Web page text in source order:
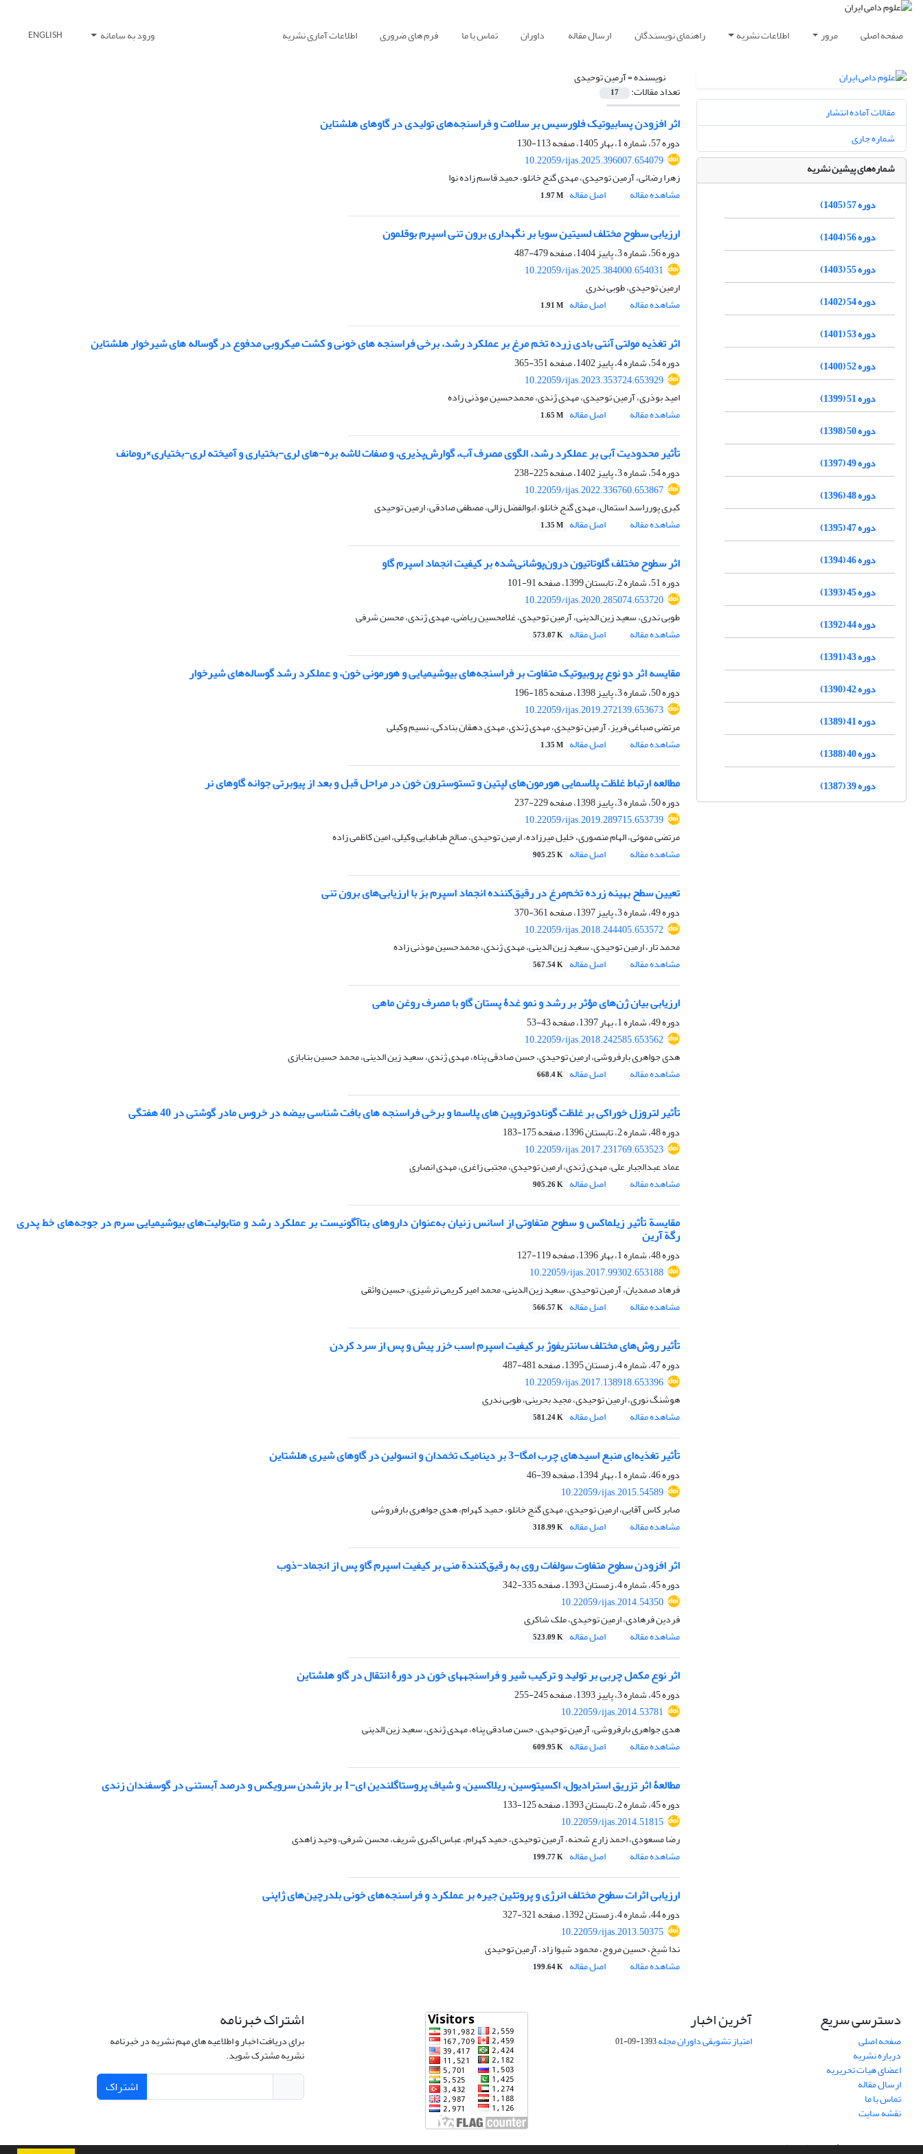
صفحه اصلی مرور اطلاعات نشریه راهنمای نویسندگان ارسال مقاله داوران تماس با ما فرم های ضروری اطلاعات آماری نشریه ورود به سامانه ENGLISH
نویسنده =آرمین توحیدی
تعداد مقالات: 17
اثر افزودن پسابیوتیک فلورسیس بر سلامت و فراسنجه‌های تولیدی در گاو‌های هلشتاین
دوره 57، شماره 1، بهار 1405، صفحه
113-130
10.22059/ijas.2025.396007.654079
زهرا رضائی، آرمین توحیدی، مهدی گنج خانلو، حمید قاسم زاده نوا
مشاهده مقاله
اصل مقاله 1.97 M
ارزیابی سطوح مختلف لسیتین سویا بر نگهداری برون تنی اسپرم بوقلمون
دوره 56، شماره 3، پاییز 1404، صفحه
479-487
10.22059/ijas.2025.384000.654031
ارمین توحیدی، طوبی ندری
مشاهده مقاله
اصل مقاله 1.91 M
اثر تغذیه مولتی آنتی بادی زرده تخم مرغ بر عملکرد رشد، برخی فراسنجه های خونی و کشت میکروبی مدفوع در گوساله های شیرخوار هلشتاین
دوره 54، شماره 4، پاییز 1402، صفحه
351-365
10.22059/ijas.2023.353724.653929
امید بوذری، آرمین توحیدی، مهدی ژندی، محمدحسین موذنی زاده
مشاهده مقاله
اصل مقاله 1.65 M
تأثیر محدودیت آبی بر عملکرد رشد، الگوی مصرف آب، گوارش‌پذیری، و صفات لاشه بره-های لری-بختیاری و آمیخته لری-بختیاری×رومانف
دوره 54، شماره 3، پاییز 1402، صفحه
225-238
10.22059/ijas.2022.336760.653867
کبری پورراسد استمال، مهدی گنج خانلو، ابوالفضل زالی، مصطفی صادقی، ارمین توحیدی
مشاهده مقاله
اصل مقاله 1.35 M
اثر سطوح مختلف گلوتاتیون درون‌پوشانی‌شده بر‎ ‎کیفیت انجماد اسپرم گاو
دوره 51، شماره 2، تابستان 1399، صفحه
91-101
10.22059/ijas.2020.285074.653720
طوبی ندری، سعید زین الدینی، آرمین توحیدی، غلامحسین ریاضی، مهدی ژندی، محسن شرفی
مشاهده مقاله
اصل مقاله 573.07 K
مقایسه اثر دو نوع پروبیوتیک متفاوت بر فراسنجه‌های بیوشیمیایی و هورمونی خون، و عملکرد رشد گوساله‌های شیرخوار
دوره 50، شماره 3، پاییز 1398، صفحه
185-196
10.22059/ijas.2019.272139.653673
مرتضی صباغی فریز، آرمین توحیدی، مهدی ژندی، مهدی دهقان بنادکی، نسیم وکیلی
مشاهده مقاله
اصل مقاله 1.35 M
مطالعه ارتباط غلظت پلاسمایی هورمون‌های لپتین و تستوسترون خون در مراحل قبل و بعد از پیوبرتی جوانه گاوهای نر
دوره 50، شماره 3، پاییز 1398، صفحه
229-237
10.22059/ijas.2019.289715.653739
مرتضی مموئی، الهام منصوری، خلیل میرزاده، ارمین توحیدی، صالح طباطبایی وکیلی، امین کاظمی زاده
مشاهده مقاله
اصل مقاله 905.25 K
تعیین سطح بهینه زرده تخم‌مرغ در رقیق‌کننده انجماد اسپرم بز با ارزیابی‌های برون تنی
دوره 49، شماره 3، پاییز 1397، صفحه
361-370
10.22059/ijas.2018.244405.653572
محمد تار، ارمین توحیدی، سعید زین الدینی، مهدی ژندی، محمدحسین موذنی زاده
مشاهده مقاله
اصل مقاله 567.54 K
ارزیابی بیان ژن‌های مؤثر بر رشد و نمو غدۀ پستان گاو با مصرف روغن ماهی
دوره 49، شماره 1، بهار 1397، صفحه
43-53
10.22059/ijas.2018.242585.653562
هدی جواهری بارفروشی، ارمین توحیدی، حسن صادقی پناه، مهدی ژندی، سعید زین الدینی، محمد حسین بنابازی
مشاهده مقاله
اصل مقاله 668.4 K
تأثیر لتروزل خوراکی بر غلظت گونادوتروپین های پلاسما و برخی فراسنجه های بافت شناسی بیضه در خروس مادر گوشتی در 40 هفتگی
دوره 48، شماره 2، تابستان 1396، صفحه
175-183
10.22059/ijas.2017.231769.653523
عماد عبدالجبار علی، مهدی ژندی، ارمین توحیدی، مجتبی زاغری، مهدی انصاری
مشاهده مقاله
اصل مقاله 905.26 K
مقایسة تأثیر زیلماکس و سطوح متفاوتی از اسانس زنیان به‌عنوان داروهای بتاآگونیست بر عملکرد رشد و متابولیت‌های بیوشیمیایی سرم در جوجه‌های خط پدری
رگة آرین
دوره 48، شماره 1، بهار 1396، صفحه
119-127
10.22059/ijas.2017.99302.653188
فرهاد صمدیان، آرمین توحیدی، سعید زین الدینی، محمد امیر کریمی ترشیزی، حسین واثقی
مشاهده مقاله
اصل مقاله 566.57 K
تأثیر روش‌های مختلف سانتریفوژ بر کیفیت اسپرم اسب خزر پیش و پس از سرد کردن
دوره 47، شماره 4، زمستان 1395، صفحه
481-487
10.22059/ijas.2017.138918.653396
هوشنگ نوری، ارمین توحیدی، مجید بحرینی، طوبی ندری
مشاهده مقاله
اصل مقاله 581.24 K
تأثیر تغذیه‌ای منبع اسیدهای چرب امگا-3 بر دینامیک تخمدان و انسولین در گاوهای شیری هلشتاین
دوره 46، شماره 1، بهار 1394، صفحه
39-46
10.22059/ijas.2015.54589
صابر کاس آقایی، ارمین توحیدی، مهدی گنج خانلو، حمید کهرام، هدی جواهری بارفروشی
مشاهده مقاله
اصل مقاله 318.99 K
اثر افزودن سطوح متفاوت سولفات روی به رقیق‌کنندة منی بر کیفیت اسپرم گاو پس از انجماد-ذوب
دوره 45، شماره 4، زمستان 1393، صفحه
335-342
10.22059/ijas.2014.54350
فردین فرهادی، ارمین توحیدی، ملک شاکری
مشاهده مقاله
اصل مقاله 523.09 K
اثر نوع مکمل چربی بر تولید و ترکیب شیر و فراسنجه‏های خون در دورۀ انتقال در گاو هلشتاین
دوره 45، شماره 3، پاییز 1393، صفحه
245-255
10.22059/ijas.2014.53781
هدی جواهری بارفروشی، آرمین توحیدی، حسن صادقی پناه، مهدی ژندی، سعید زین الدینی
مشاهده مقاله
اصل مقاله 609.95 K
مطالعۀ اثر تزریق استرادیول، اکسی‏توسین، ریلاکسین، و شیاف پروستاگلندین ای-1 بر بازشدن سرویکس و درصد آبستنی در گوسفندان زندی
دوره 45، شماره 2، تابستان 1393، صفحه
125-133
10.22059/ijas.2014.51815
رضا مسعودی، احمد زارع شحنه، آرمین توحیدی، حمید کهرام، عباس اکبری شریف، محسن شرفی، وحید زاهدی
مشاهده مقاله
اصل مقاله 199.77 K
ارزیابی اثرات سطوح مختلف انرژی و پروتئین جیره بر عملکرد و فراسنجه‌های خونی بلدرچین‌های ژاپنی
دوره 44، شماره 4، زمستان 1392، صفحه
321-327
10.22059/ijas.2013.50375
ندا شیخ، حسین مروج، محمود شیوا زاد، آرمین توحیدی
مشاهده مقاله
اصل مقاله 199.64 K
مقالات آماده انتشار
شماره جاری
شماره‌های پیشین نشریه
دوره 57 (1405)
دوره 56 (1404)
دوره 55 (1403)
دوره 54 (1402)
دوره 53 (1401)
دوره 52 (1400)
دوره 51 (1399)
دوره 50 (1398)
دوره 49 (1397)
دوره 48 (1396)
دوره 47 (1395)
دوره 46 (1394)
دوره 45 (1393)
دوره 44 (1392)
دوره 43 (1391)
دوره 42 (1390)
دوره 41 (1389)
دوره 40 (1388)
دوره 39 (1387)
دسترسی سریع
صفحه اصلی
درباره نشریه
اعضای هیات تحریریه
ارسال مقاله
تماس با ما
نقشه سایت
آخرین اخبار
امتیاز تشویقی داوران مجله1393-09-01
اشتراک خبرنامه
برای دریافت اخبار و اطلاعیه های مهم نشریه در خبرنامه
نشریه مشترک شوید.
اشتراک
سامانه مدیریت نشریات علمی.طراحی و پیاده سازی ازسیناوب